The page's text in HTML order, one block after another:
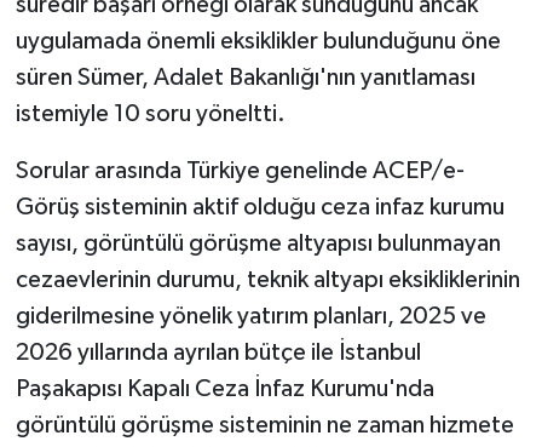
uygulamada önemli eksiklikler bulunduğunu öne
süren Sümer, Adalet Bakanlığı'nın yanıtlaması
istemiyle 10 soru yöneltti.
Sorular arasında Türkiye genelinde ACEP/e-
Görüş sisteminin aktif olduğu ceza infaz kurumu
sayısı, görüntülü görüşme altyapısı bulunmayan
cezaevlerinin durumu, teknik altyapı eksikliklerinin
giderilmesine yönelik yatırım planları, 2025 ve
2026 yıllarında ayrılan bütçe ile İstanbul
Paşakapısı Kapalı Ceza İnfaz Kurumu'nda
görüntülü görüşme sisteminin ne zaman hizmete